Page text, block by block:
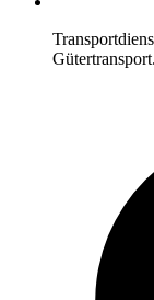
Gütertransport.